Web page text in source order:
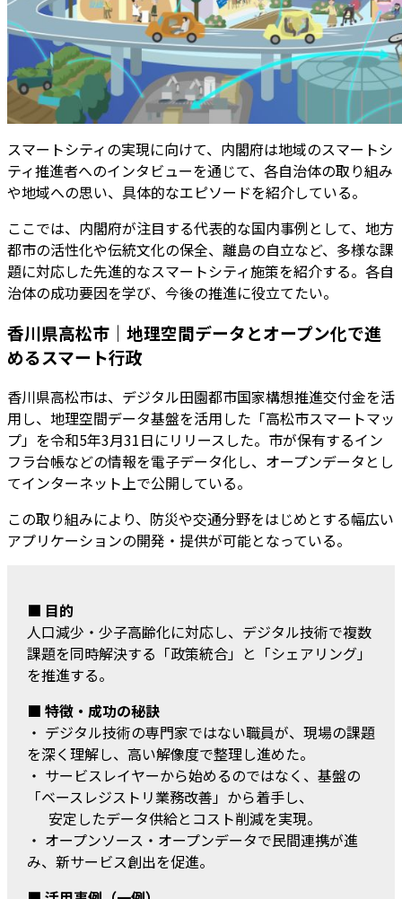
スマートシティの実現に向けて、内閣府は地域のスマートシ
ティ推進者へのインタビューを通じて、各自治体の取り組み
や地域への思い、具体的なエピソードを紹介している。
ここでは、内閣府が注目する代表的な国内事例として、地方
都市の活性化や伝統文化の保全、離島の自立など、多様な課
題に対応した先進的なスマートシティ施策を紹介する。各自
治体の成功要因を学び、今後の推進に役立てたい。
香川県高松市｜地理空間データとオープン化で進
めるスマート行政
香川県高松市は、デジタル田園都市国家構想推進交付金を活
用し、地理空間データ基盤を活用した「高松市スマートマッ
プ」を令和5年3月31日にリリースした。市が保有するイン
フラ台帳などの情報を電子データ化し、オープンデータとし
てインターネット上で公開している。
この取り組みにより、防災や交通分野をはじめとする幅広い
アプリケーションの開発・提供が可能となっている。
■ 目的
人口減少・少子高齢化に対応し、デジタル技術で複数
課題を同時解決する「政策統合」と「シェアリング」
を推進する。
■ 特徴・成功の秘訣
・ デジタル技術の専門家ではない職員が、現場の課題
を深く理解し、高い解像度で整理し進めた。
・ サービスレイヤーから始めるのではなく、基盤の
「ベースレジストリ業務改善」から着手し、
安定したデータ供給とコスト削減を実現。
・ オープンソース・オープンデータで民間連携が進
み、新サービス創出を促進。